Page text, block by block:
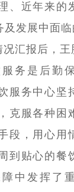
、近年来的
发展中面临
汇报后，王
务是后勤
服务中心坚
克服各种困
段，用心用
到贴心的餐
中发挥了